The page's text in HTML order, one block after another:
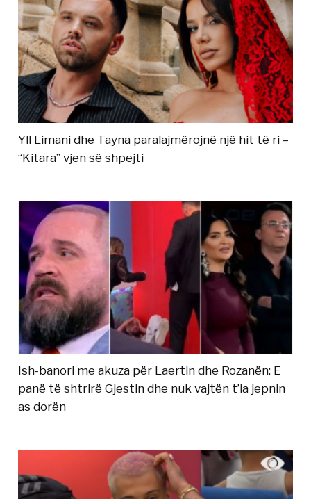
Yll Limani dhe Tayna paralajmërojnë një hit të ri –
“Kitara” vjen së shpejti
Ish-banori me akuza për Laertin dhe Rozanën: E
panë të shtrirë Gjestin dhe nuk vajtën t’ia jepnin
as dorën